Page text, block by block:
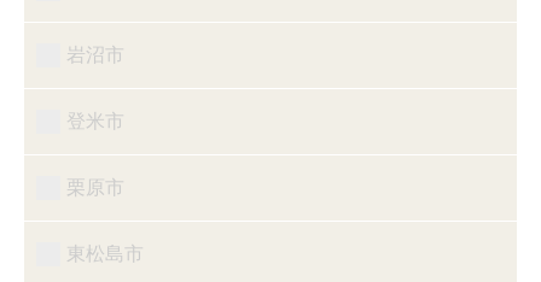
岩沼市
登米市
栗原市
東松島市